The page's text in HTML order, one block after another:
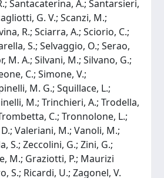
Santacaterina, A.; Santarsieri,
G. V.; Scanzi, M.;
R.; Sciarra, A.; Sciorio, C.;
S.; Selvaggio, O.; Serao,
M. A.; Silvani, M.; Silvano, G.;
C.; Simone, V.;
M. G.; Squillace, L.;
M.; Trinchieri, A.; Trodella,
C.; Tronnolone, L.;
Valeriani, M.; Vanoli, M.;
S.; Zeccolini, G.; Zini, G.;
M.; Graziotti, P.; Maurizi
S.; Ricardi, U.; Zagonel, V.